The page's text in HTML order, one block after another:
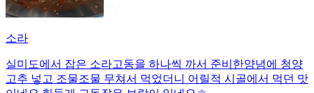
소라
실미도에서 잡은 소라고동을 하나씩 까서 준비한양념에 청양
고추 넣고 조물조물 무쳐서 먹었더니 어릴적 시골에서 먹던 맛